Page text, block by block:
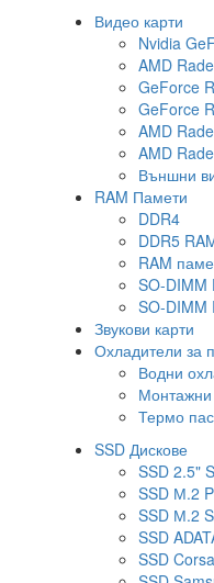
Видео карти
Nvidia
AMD
GeForce
GeForce
AMD
AMD
Външни
RAM Памети
DDR4
DDR5
RAM
SO-DIMM
SO-DIMM
Звукови карти
Охладители за
Водни
Монтажни
Термо
SSD Дискове
SSD 2.5"
SSD М.2
SSD М.2
SSD
SSD